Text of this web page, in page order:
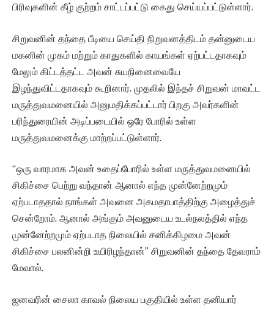
பிரிவுகளின் கீழ் குற்றம் சாட்டப்பட்டு கைது செய்யப்பட்டுள்ளார்.
சிறுவனின் தந்தை பீடியை செய்தி நிறுவனத்திடம் தன்னுடைய
மகனின் முகம் மற்றும் காதுகளில் காயங்கள் ஏற்பட்டதாகவும்
மேலும் கிட்டத்தட்ட அவன் சுயநினைவையே
இழந்துவிட்டதாகவும் கூறினார். முதலில் இந்தச் சிறுவன் மாவட்ட
மருத்துவமனையில் அனுமதிக்கப்பட்டார் பிறகு அவர்களின்
பரிந்துரையின் அடிப்படையில் ஒரே போரில் உள்ள
மருத்துவமனைக்கு மாற்றப்பட்டுள்ளார்.
“ஒரு வாரமாக அவன் உதைப்போரில் உள்ள மருத்துவமனையில்
சிகிச்சை பெற்று வந்தான் ஆனால் எந்த முன்னேற்றமும்
ஏற்படாததால் நாங்கள் அவனை அகமதாபாத்திற்கு அழைத்துச்
சென்றோம். ஆனால் அங்கும் அவனுடைய உடல்நலத்தில் எந்த
முன்னேற்றமும் ஏற்படாத நிலையில் சனிக்கிழமை அவன்
சிகிச்சை பலனின்றி உயிரிழந்தான்” சிறுவனின் தந்தை தேவராம்
மேவால்.
ஜனவரின் சைலா காவல் நிலைய பகுதியில் உள்ள தனியார்